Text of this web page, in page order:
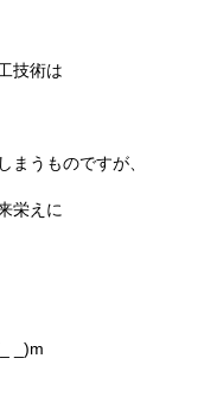
技術は
まうものですが、
栄えに
_)m